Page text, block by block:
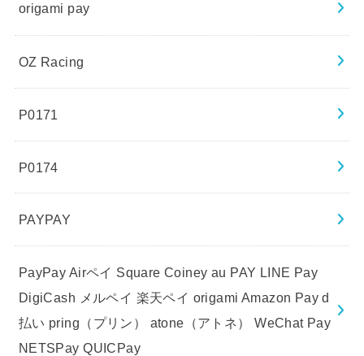
origami pay
OZ Racing
P0171
P0174
PAYPAY
PayPay Airペイ Square Coiney au PAY LINE Pay
DigiCash メルペイ 楽天ペイ origami Amazon Pay d
払い pring（プリン） atone（アトネ） WeChat Pay
NETSPay QUICPay